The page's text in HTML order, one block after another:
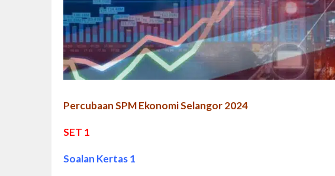
Percubaan SPM Ekonomi Selangor 2024
SET 1
Soalan Kertas 1